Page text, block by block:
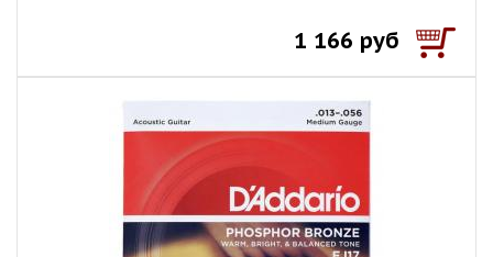
1 166 руб